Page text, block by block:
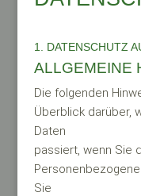
1. DATENSCHUTZ
ALLGEMEINE
Die folgenden
Überblick darüber,
Daten
passiert, wenn Sie
Sie